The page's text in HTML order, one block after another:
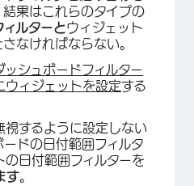
×
結果はこれらのタイプの
ィルターとウィジェット
なければならない。
シュボードフィルター
ウィジェットを設定する
視するように設定しない
ードの日付範囲フィルタ
の日付範囲フィルターを
す。